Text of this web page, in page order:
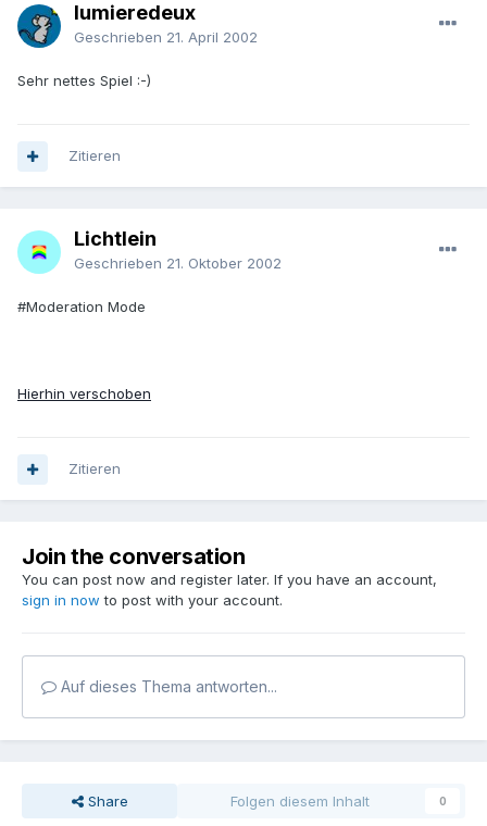
lumieredeux
Geschrieben 21. April 2002
Sehr nettes Spiel :-)
Zitieren
Lichtlein
Geschrieben 21. Oktober 2002
#Moderation Mode
Hierhin verschoben
Zitieren
Join the conversation
You can post now and register later. If you have an account,
sign in now to post with your account.
Auf dieses Thema antworten...
Share Folgen diesem Inhalt 0